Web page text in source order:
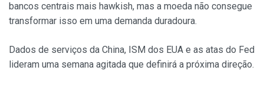
bancos centrais mais hawkish, mas a moeda não consegue
transformar isso em uma demanda duradoura.
Dados de serviços da China, ISM dos EUA e as atas do Fed
lideram uma semana agitada que definirá a próxima direção.